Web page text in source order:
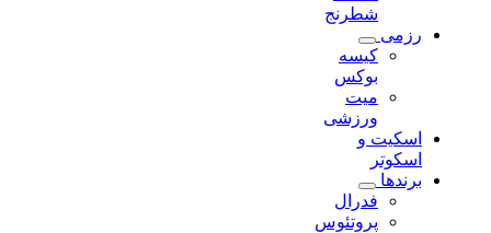
شطرنج
رزمی
کیسه
بوکس
میت
ورزشی
اسکیت و
اسکوتر
برندها
فدرال
پروتئوس